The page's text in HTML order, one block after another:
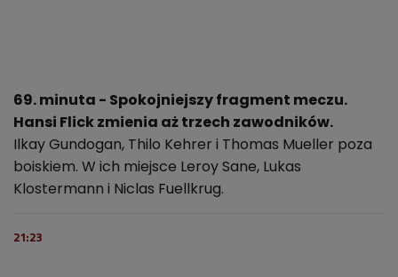
69. minuta - Spokojniejszy fragment meczu.
Hansi Flick zmienia aż trzech zawodników.
Ilkay Gundogan, Thilo Kehrer i Thomas Mueller poza
boiskiem. W ich miejsce Leroy Sane, Lukas
Klostermann i Niclas Fuellkrug.
21:23